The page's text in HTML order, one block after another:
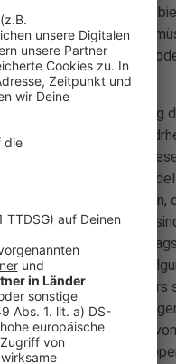
aachen.de/
aus Risikogebieten
(Tel: 0241-51985300
) melden.
ist die aktuelle Fassung
Juli. Aktuell sind in
in Kraft getreten.
im
als 100 Zuschauern,
wieder möglich
, Tauf-,
zur
Weiteren können Bars
Betrieb unter
Die Ausübung
Räumen für